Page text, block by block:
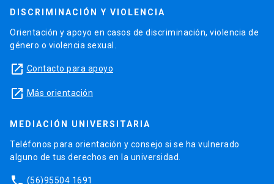
DISCRIMINACIÓN Y VIOLENCIA
Orientación y apoyo en casos de discriminación, violencia de
género o violencia sexual.
launch Contacto para apoyo
launch Más orientación
MEDIACIÓN UNIVERSITARIA
Teléfonos para orientación y consejo si se ha vulnerado
alguno de tus derechos en la universidad.
(56)95504 1691